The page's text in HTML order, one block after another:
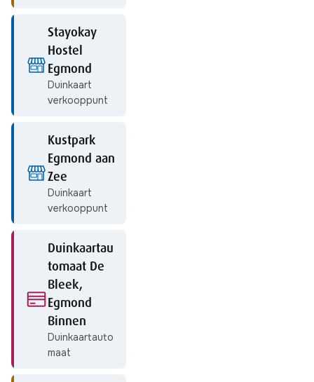
Stayokay
Hostel
Egmond
Duinkaart
verkooppunt
Kustpark
Egmond aan
Zee
Duinkaart
verkooppunt
Duinkaartau
tomaat De
Bleek,
Egmond
Binnen
Duinkaartauto
maat